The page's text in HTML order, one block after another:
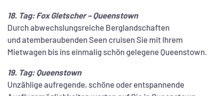
18. Tag: Fox Gletscher – Queenstown
Durch abwechslungsreiche Berglandschaften
und atemberaubenden Seen cruisen Sie mit Ihrem
Mietwagen bis ins einmalig schön gelegene Queenstown.
19. Tag: Queenstown
Unzählige aufregende, schöne oder entspannende